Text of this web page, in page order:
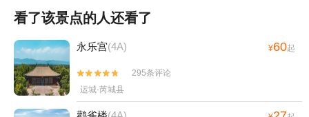
看了该景点的人还看了
永乐宫(4A) ¥60起


295条评论
运城·芮城县